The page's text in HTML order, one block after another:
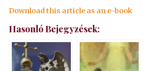
Download this article as an e-book
Hasonló Bejegyzések: